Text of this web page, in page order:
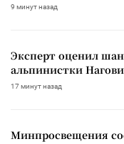
9 минут назад
Эксперт оценил
альпинистки
17 минут назад
Минпросвещения